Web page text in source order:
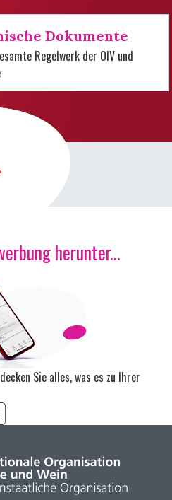
Dokumente
Regelwerk der OIV und
herunter...
Sie alles, was es zu Ihrer